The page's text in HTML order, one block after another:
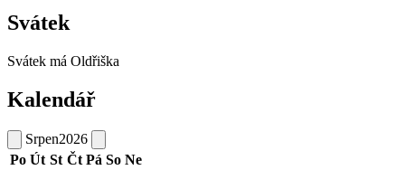
Svátek
Svátek má Oldřiška
Kalendář
Srpen2026
Po Út St Čt Pá So Ne